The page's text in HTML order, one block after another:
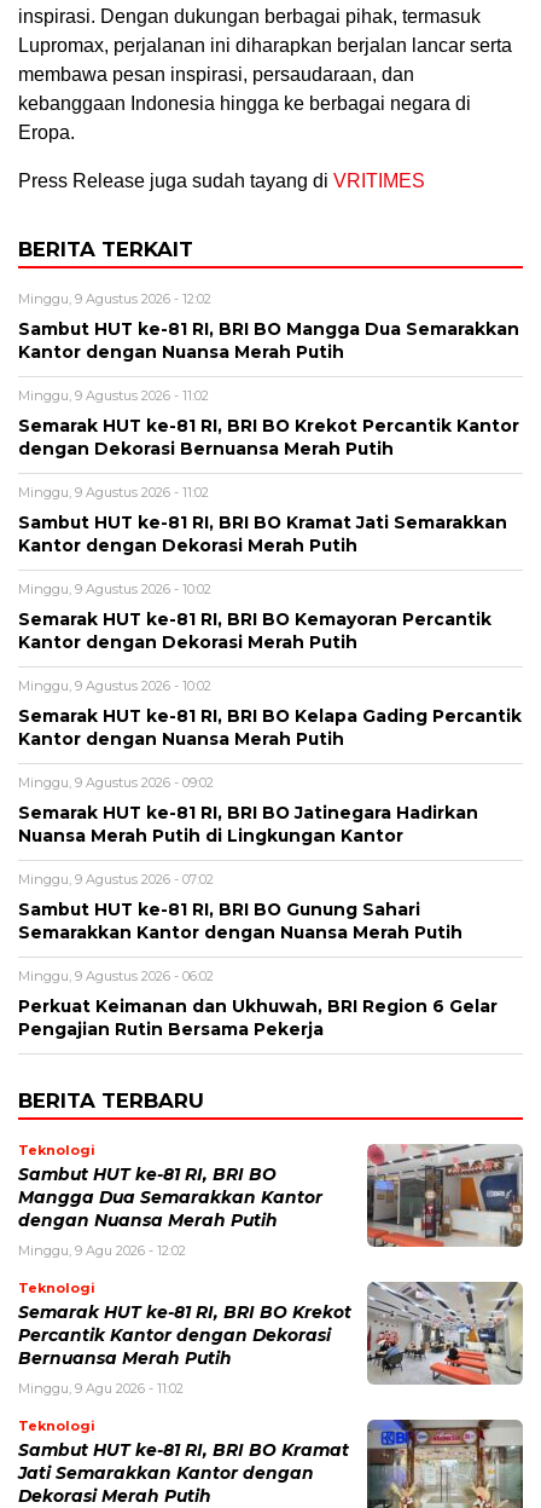
inspirasi. Dengan dukungan berbagai pihak, termasuk
Lupromax, perjalanan ini diharapkan berjalan lancar serta
membawa pesan inspirasi, persaudaraan, dan
kebanggaan Indonesia hingga ke berbagai negara di
Eropa.
Press Release juga sudah tayang di VRITIMES
BERITA TERKAIT
Minggu, 9 Agustus 2026 - 12:02
Sambut HUT ke-81 RI, BRI BO Mangga Dua Semarakkan
Kantor dengan Nuansa Merah Putih
Minggu, 9 Agustus 2026 - 11:02
Semarak HUT ke-81 RI, BRI BO Krekot Percantik Kantor
dengan Dekorasi Bernuansa Merah Putih
Minggu, 9 Agustus 2026 - 11:02
Sambut HUT ke-81 RI, BRI BO Kramat Jati Semarakkan
Kantor dengan Dekorasi Merah Putih
Minggu, 9 Agustus 2026 - 10:02
Semarak HUT ke-81 RI, BRI BO Kemayoran Percantik
Kantor dengan Dekorasi Merah Putih
Minggu, 9 Agustus 2026 - 10:02
Semarak HUT ke-81 RI, BRI BO Kelapa Gading Percantik
Kantor dengan Nuansa Merah Putih
Minggu, 9 Agustus 2026 - 09:02
Semarak HUT ke-81 RI, BRI BO Jatinegara Hadirkan
Nuansa Merah Putih di Lingkungan Kantor
Minggu, 9 Agustus 2026 - 07:02
Sambut HUT ke-81 RI, BRI BO Gunung Sahari
Semarakkan Kantor dengan Nuansa Merah Putih
Minggu, 9 Agustus 2026 - 06:02
Perkuat Keimanan dan Ukhuwah, BRI Region 6 Gelar
Pengajian Rutin Bersama Pekerja
BERITA TERBARU
Teknologi
Sambut HUT ke-81 RI, BRI BO
Mangga Dua Semarakkan Kantor
dengan Nuansa Merah Putih
Minggu, 9 Agu 2026 - 12:02
Teknologi
Semarak HUT ke-81 RI, BRI BO Krekot
Percantik Kantor dengan Dekorasi
Bernuansa Merah Putih
Minggu, 9 Agu 2026 - 11:02
Teknologi
Sambut HUT ke-81 RI, BRI BO Kramat
Jati Semarakkan Kantor dengan
Dekorasi Merah Putih